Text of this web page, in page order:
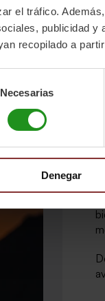
el tráfico.
publicidad y
recopilado a
Necesarias
Denegar